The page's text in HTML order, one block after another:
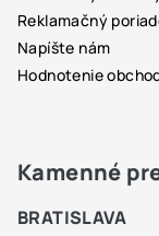
Reklamačný
Napíšte nám
Hodnotenie
Kamenné
BRATISLAVA